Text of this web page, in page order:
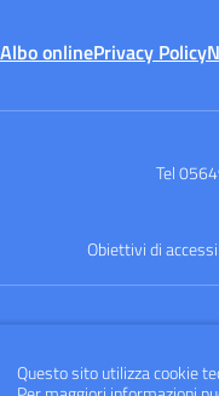
Albo onlinePrivacy Policy
Tel
Obiettivi di
Questo sito utilizza cookie